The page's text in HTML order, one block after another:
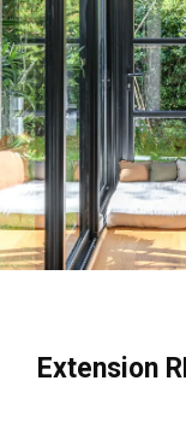
Extension